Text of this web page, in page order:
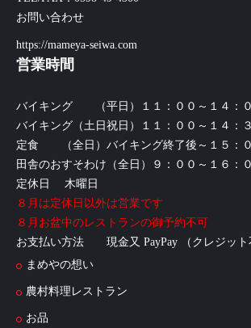
お問い合わせ
https://mameya-seiwa.com
営業時間
バイキング （平日）１１：００～１４：
バイキング（土日祝日）１１：００～１４：
定食 （全日）バイキング終了後～１５：
田舎のおすそわけ（全日）９：００～
定休日 木曜日
８月は定休日以外は営業です
８月お盆中のレストランの御予約不可
お支払い方法 現金又 PayPay （クレジット
まめやの想い
農村料理レストラン
お品